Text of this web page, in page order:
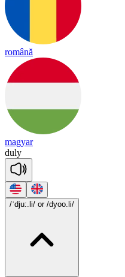
română
magyar
duly
/ˈdju:.li/ or /dyoo.li/